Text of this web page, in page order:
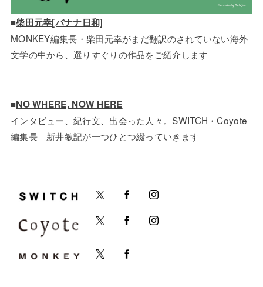
■柴田元幸[バナナ日和]
MONKEY編集長・柴田元幸がまだ翻訳のされていない海外
文学の中から、選りすぐりの作品をご紹介します
■NO WHERE, NOW HERE
インタビュー、紀行文、出会った人々。SWITCH・Coyote
編集長 新井敏記が一つひとつ綴っていきます